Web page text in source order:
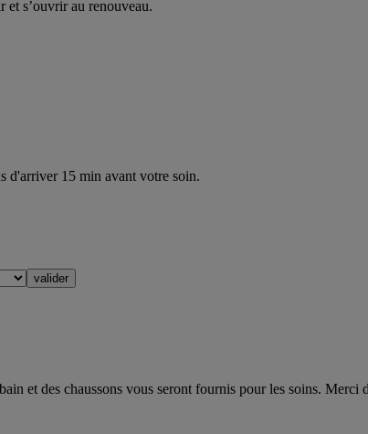
et s’ouvrir au renouveau.
d'arriver 15 min avant votre soin.
et des chaussons vous seront fournis pour les soins. Merci